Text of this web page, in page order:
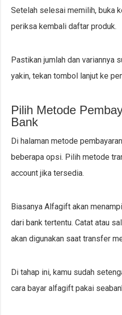
Setelah selesai memilih, buka
periksa kembali daftar produk.
Pastikan jumlah dan variannya
yakin, tekan tombol lanjut ke
Pilih Metode
Bank
Di halaman metode
beberapa opsi. Pilih metode
account jika tersedia.
Biasanya Alfagift akan
dari bank tertentu. Catat atau
akan digunakan saat transfer
Di tahap ini, kamu sudah
cara bayar alfagift pakai